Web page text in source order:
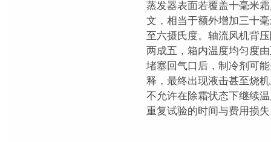
蒸发器表面若覆盖十毫米
文，相当于额外增加三十
至六摄氏度。轴流风机背
两成五，箱内温度均匀度
堵塞回气口后，制冷剂可
释，最终出现液击甚至烧
不允许在除霜状态下继续
重复试验的时间与费用损